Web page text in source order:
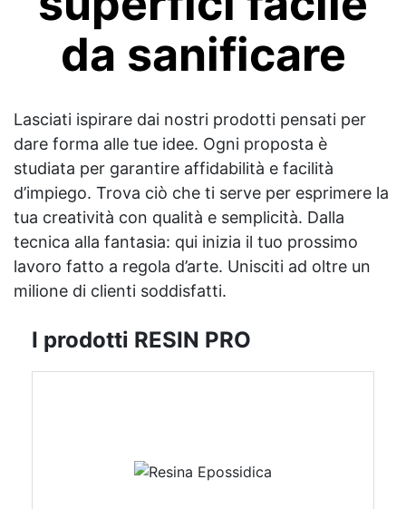
da sanificare
Lasciati ispirare dai nostri prodotti pensati per
dare forma alle tue idee. Ogni proposta è
studiata per garantire affidabilità e facilità
d’impiego. Trova ciò che ti serve per esprimere la
tua creatività con qualità e semplicità. Dalla
tecnica alla fantasia: qui inizia il tuo prossimo
lavoro fatto a regola d’arte. Unisciti ad oltre un
milione di clienti soddisfatti.
I prodotti RESIN PRO